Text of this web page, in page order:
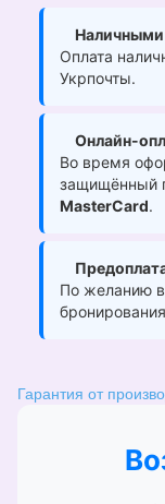
Наличными
Оплата
Укрпочты.
Онлайн-
Во время
защищённый
MasterCard.
По желанию
Гарантия от